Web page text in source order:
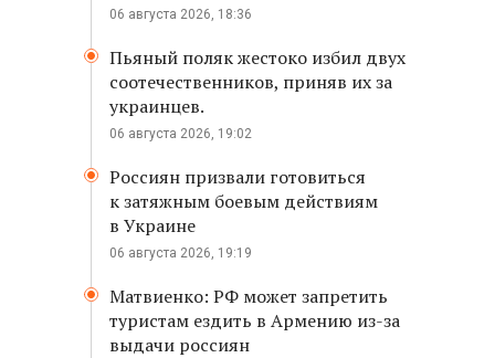
06 августа 2026, 18:36
Пьяный поляк жестоко избил двух
соотечественников, приняв их за
украинцев.
06 августа 2026, 19:02
Россиян призвали готовиться
к затяжным боевым действиям
в Украине
06 августа 2026, 19:19
Матвиенко: РФ может запретить
туристам ездить в Армению из-за
выдачи россиян